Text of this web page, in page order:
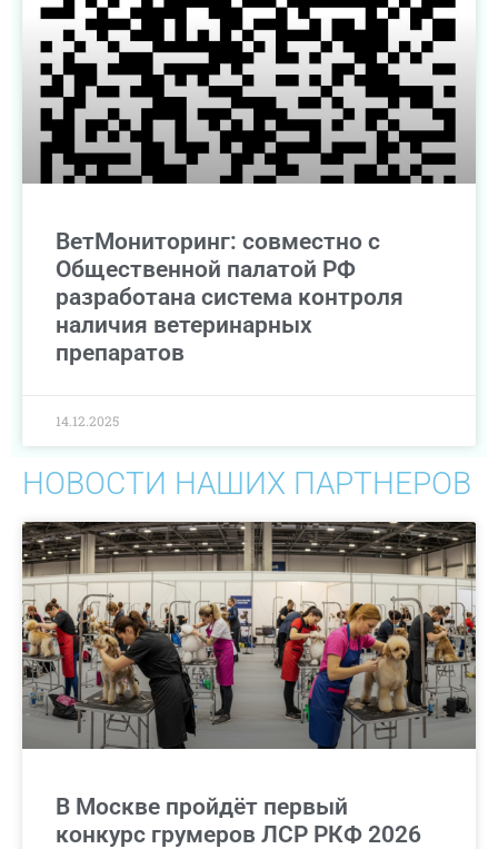
ВетМониторинг: совместно с
Общественной палатой РФ
разработана система контроля
наличия ветеринарных
препаратов
14.12.2025
НОВОСТИ НАШИХ ПАРТНЕРОВ
В Москве пройдёт первый
конкурс грумеров ЛСР РКФ 2026